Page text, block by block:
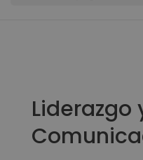
Liderazgo